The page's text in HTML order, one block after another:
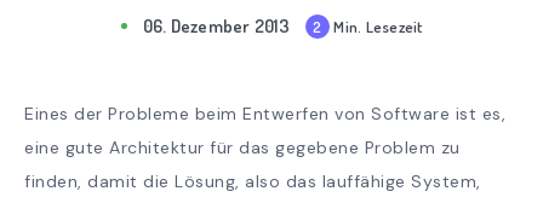
06. Dezember 2013
2
rea
Min. Lesezeit
Eines der Probleme beim Entwerfen von Software ist es,
eine gute Architektur für das gegebene Problem zu
finden, damit die Lösung, also das lauffähige System,